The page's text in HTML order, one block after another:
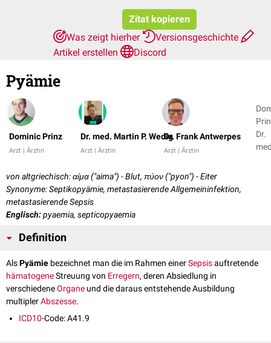
Zitat kopieren
Was zeigt hierher
Versionsgeschichte
Artikel erstellen
Discord
Pyämie
Dominic Prinz
Arzt | Ärztin
Dr. med. Martin P. Wedig
Arzt | Ärztin
Dr. Frank Antwerpes
Arzt | Ärztin
Dr.
von altgriechisch: αίμα ("aima") - Blut, πύον ("pyon") - Eiter
Synonyme: Septikopyämie, metastasierende Allgemeininfektion,
metastasierende Sepsis
Englisch:pyaemia, septicopyaemia
Definition
AlsPyämie bezeichnet man die im Rahmen einerSepsisauftretende
hämatogeneStreuung von Erregern, deren Absiedlung in
verschiedeneOrgane und die daraus entstehende Ausbildung
multiplerAbszesse.
ICD10-Code: A41.9